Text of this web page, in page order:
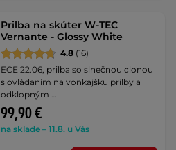
Prilba na skúter W-TEC
Vernante - Glossy White
4.8 (16)
ECE 22.06, prilba so slnečnou clonou
s ovládaním na vonkajšku prilby a
odklopným …
99,90 €
na sklade – 11.8. u Vás